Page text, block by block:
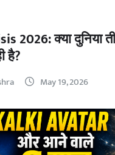
2026: क्या दुनिया
है?
May 19, 2026